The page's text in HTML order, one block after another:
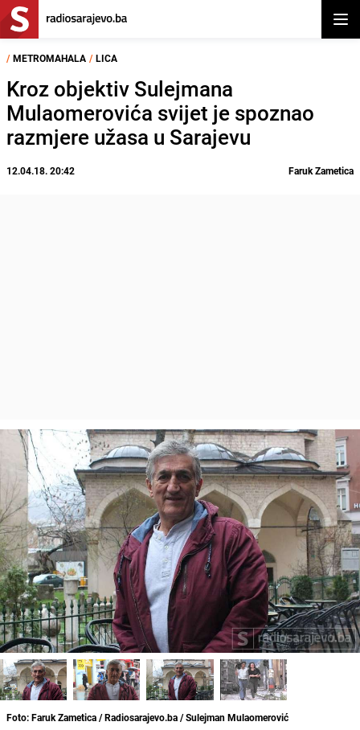
/ METROMAHALA / LICA
Kroz objektiv Sulejmana
Mulaomerovića svijet je spoznao
razmjere užasa u Sarajevu
12.04.18. 20:42 Faruk Zametica
Foto: Faruk Zametica / Radiosarajevo.ba / Sulejman Mulaomerović